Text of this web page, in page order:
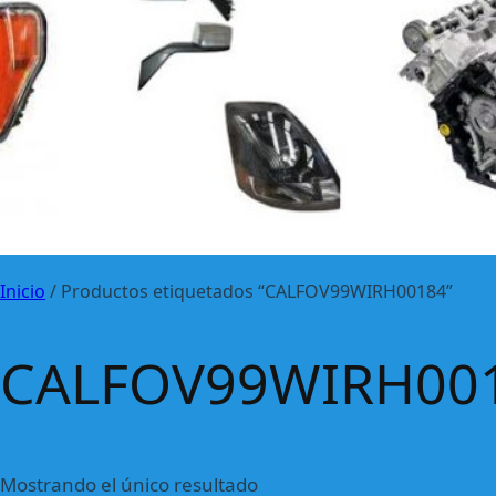
Inicio / Productos etiquetados “CALFOV99WIRH00184”
Mostrando el único resultado